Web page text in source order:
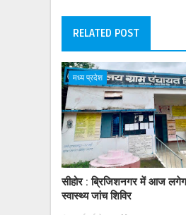
RELATED POST
मध्य प्रदेश
सीहोर : ब्रिजिशनगर में आज
स्वास्थ्य जांच शिविर